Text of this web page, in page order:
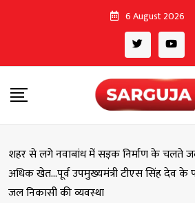
6 August 2026
शहर से लगे नवाबांध में सड़क निर्माण के चलते
अधिक खेत…पूर्व उपमुख्यमंत्री टीएस सिंह देव
जल निकासी की व्यवस्था